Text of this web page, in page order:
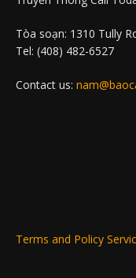
Tòa soạn: 1310 Tully
Tel: (408) 482-6527
Contact us:
Terms and Policy